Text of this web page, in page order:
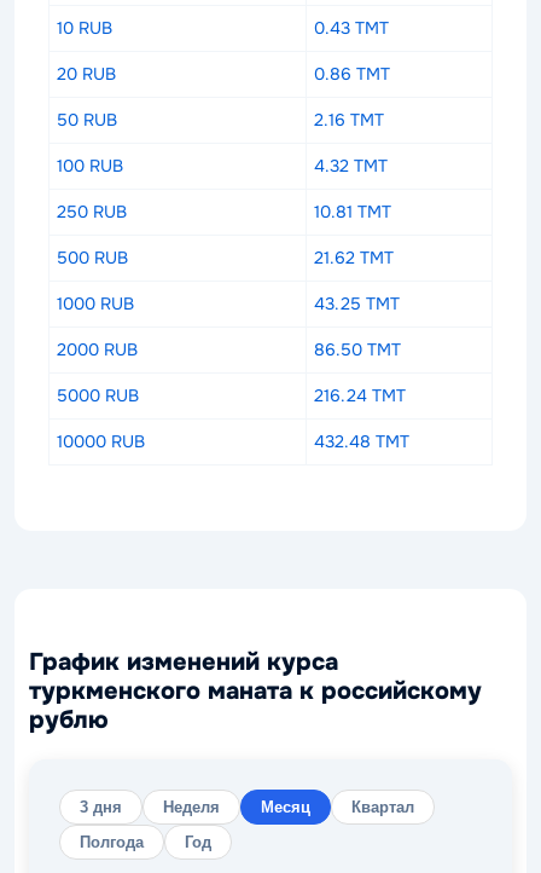
10 RUB 0.43 TMT
20 RUB 0.86 TMT
50 RUB 2.16 TMT
100 RUB 4.32 TMT
250 RUB 10.81 TMT
500 RUB 21.62 TMT
1000 RUB 43.25 TMT
2000 RUB 86.50 TMT
5000 RUB 216.24 TMT
10000 RUB 432.48 TMT
График изменений курса
туркменского маната к российскому
рублю
3 дня Неделя Месяц
Квартал
Полгода
Год